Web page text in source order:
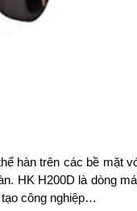
hàn trên các bề mặt
HK H200D là dòng
công nghiệp…